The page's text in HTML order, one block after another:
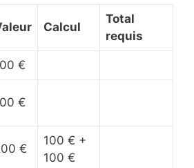
Calcul
Total
requis
€
€
€
100 € +
100 €